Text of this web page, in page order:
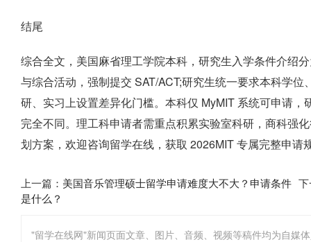
结尾
综合全文，美国麻省理工学院本科，研究生入学条件介绍
与综合活动，强制提交 SAT/ACT;研究生统一要求本科学
研、实习上设置差异化门槛。本科仅 MyMIT 系统可申请
完全不同。理工科申请者需重点积累实验室科研，商科强
划方案，欢迎咨询留学在线，获取 2026MIT 专属完整申请
上一篇： 美国音乐管理硕士留学申请难度大不大？申请条件
是什么？
"留学在线网"新闻页面文章、图片、音频、视频等稿件均为自媒